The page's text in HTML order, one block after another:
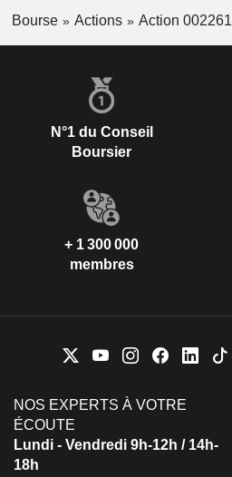
Bourse Actions Action 002261
N°1 du Conseil
Boursier
+ 1 300 000
membres
NOS EXPERTS À VOTRE
ÉCOUTE
Lundi - Vendredi 9h-12h / 14h-
18h